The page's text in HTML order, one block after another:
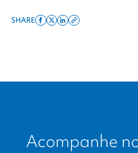
SHARE
ShareShareShareCopy
Acompanhe